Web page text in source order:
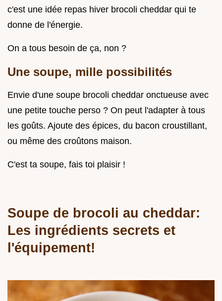
c'est une idée repas hiver brocoli cheddar qui te
donne de l'énergie.
On a tous besoin de ça, non ?
Une soupe, mille possibilités
Envie d'une soupe brocoli cheddar onctueuse avec
une petite touche perso ? On peut l'adapter à tous
les goûts. Ajoute des épices, du bacon croustillant,
ou même des croûtons maison.
C'est ta soupe, fais toi plaisir !
Soupe de brocoli au cheddar:
Les ingrédients secrets et
l'équipement!